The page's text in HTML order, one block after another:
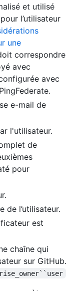
et utilisé
l’utilisateur
une
correspondre
avec
avec
e-mail de
l'utilisateur.
de
pour
de l’utilisateur.
est
chaîne qui
sur GitHub.